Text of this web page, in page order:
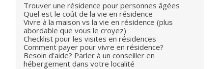
Trouver une résidence pour personnes âgées
Quel est le coût de la vie en résidence
Vivre à la maison vs la vie en résidence (plus
abordable que vous le croyez)
Checklist pour les visites en résidences
Comment payer pour vivre en résidence?
Besoin d'aide? Parler à un conseiller en
hébergement dans votre localité